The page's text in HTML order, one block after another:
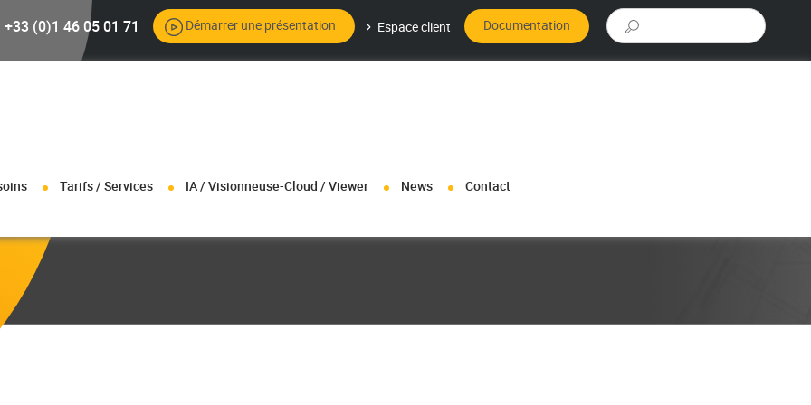
+33 (0)1 46 05 01 71
Démarrer une présentation Espace client Documentation
Rechercher :
Tarifs / Services IA / Visionneuse-Cloud / Viewer News Contact
pour plus d’informations sur nos